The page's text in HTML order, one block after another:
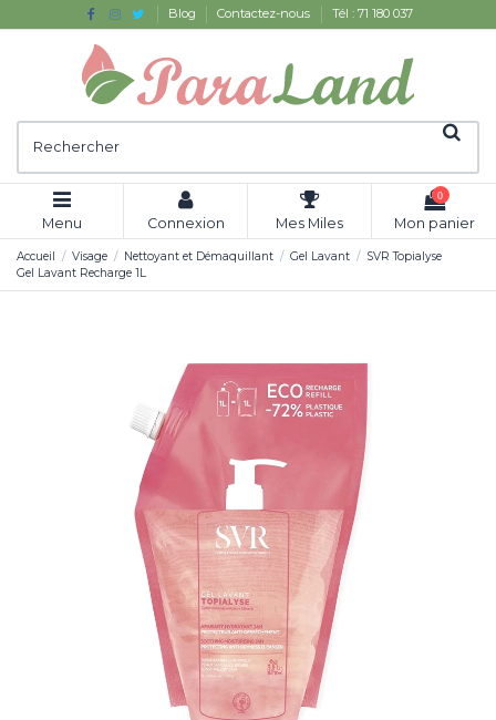
Blog Contactez-nous Tél : 71 180 037
Menu Connexion Mes Miles
0
Mon panier
Accueil Visage Nettoyant et Démaquillant Gel Lavant
SVR Topialyse
Gel Lavant Recharge 1L